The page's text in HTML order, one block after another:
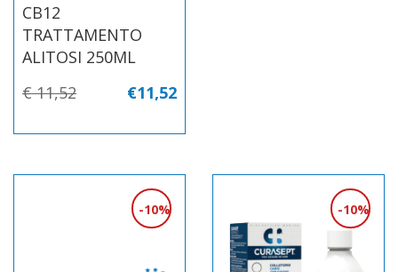
CB12
TRATTAMENTO
ALITOSI 250ML
€11,52
€ 11,52
10% 10%